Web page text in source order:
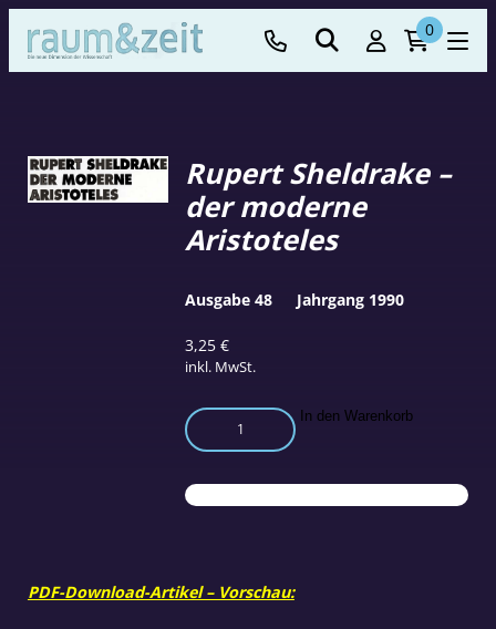
0
Rupert Sheldrake –
der moderne
Aristoteles
3,25€
inkl. MwSt.
Rupert
Sheldrake
der
moderne
In den Warenkorb
Ausgabe 48 Jahrgang 1990
PDF-Download-Artikel – Vorschau: